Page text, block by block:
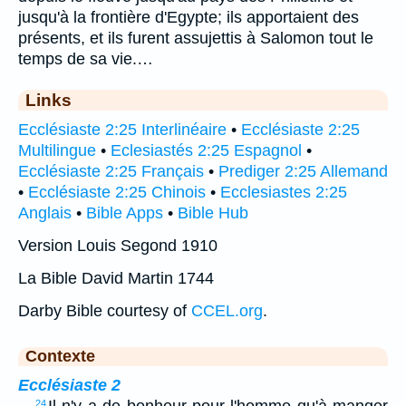
jusqu'à la frontière d'Egypte; ils apportaient des
présents, et ils furent assujettis à Salomon tout le
temps de sa vie.…
Links
Ecclésiaste 2:25 Interlinéaire • Ecclésiaste 2:25
Multilingue • Eclesiastés 2:25 Espagnol •
Ecclésiaste 2:25 Français • Prediger 2:25 Allemand
• Ecclésiaste 2:25 Chinois • Ecclesiastes 2:25
Anglais • Bible Apps • Bible Hub
Version Louis Segond 1910
La Bible David Martin 1744
Darby Bible courtesy of CCEL.org.
Contexte
Ecclésiaste 2
24